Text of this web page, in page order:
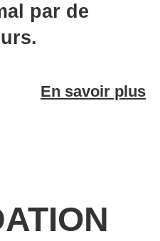
par de
En savoir plus